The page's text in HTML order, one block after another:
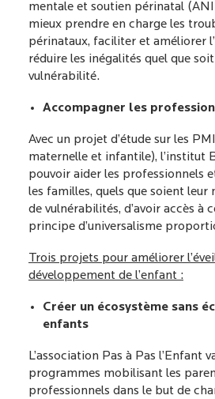
mentale et soutien périnatal
mieux prendre en charge les
périnataux, faciliter et améliorer
réduire les inégalités quel que
vulnérabilité.
Accompagner les
Avec un projet d’étude sur les
maternelle et infantile), l’institut
pouvoir aider les professionnels
les familles, quels que soient leur
de vulnérabilités, d’avoir accès à
principe d’universalisme
Trois projets pour améliorer
développement de l’enfant :
Créer un écosystème sans
enfants
L’association Pas à Pas l’Enfant
programmes mobilisant les
professionnels dans le but de